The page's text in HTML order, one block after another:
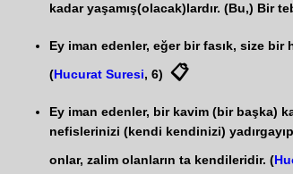
kadar yaşamış(olacak)lardır. (Bu,) Bir
Ey iman edenler, eğer bir fasık, size
(Hucurat Suresi, 6) 📋
Ey iman edenler, bir kavim (bir başka)
nefislerinizi (kendi kendinizi)
onlar, zalim olanların ta kendileridir. (